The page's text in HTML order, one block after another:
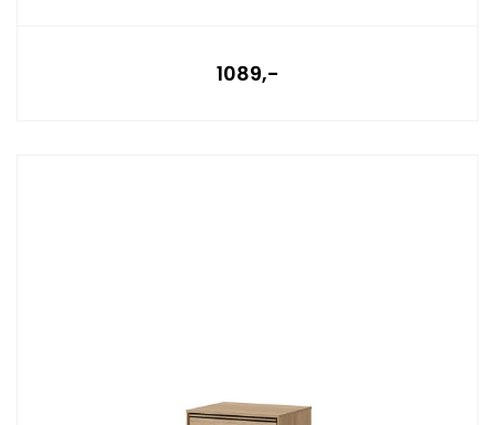
1089,-